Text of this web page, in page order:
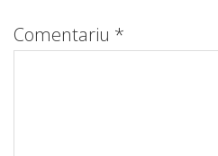
Comentariu *